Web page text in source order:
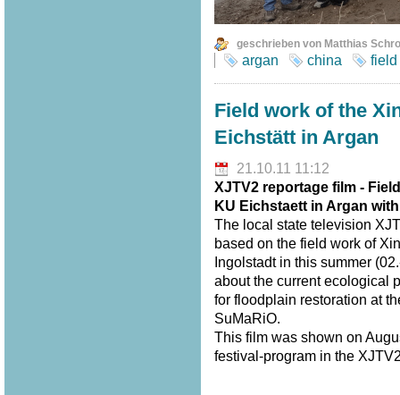
geschrieben von Matthias
argan china field
Field work of the
Eichstätt in Argan
21.10.11 11:12
XJTV2 reportage film -
KU Eichstaett in Argan
The local state television
based on the field work of
Ingolstadt in this summer
about the current ecological
for floodplain restoration at
SuMaRiO.
This film was shown on
festival-program in the